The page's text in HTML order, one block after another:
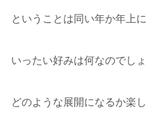
ということは同い年か年上
いったい好みは何なのでし
どのような展開になるか楽